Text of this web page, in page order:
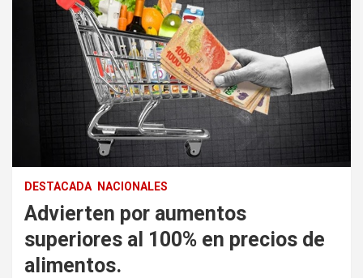
DESTACADA NACIONALES
Advierten por aumentos
superiores al 100% en precios de
alimentos.